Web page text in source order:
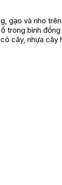
gạo và nho
trong bình
cây, nhựa cây